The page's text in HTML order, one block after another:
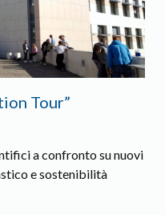
Tour”
a confronto su nuovi
e sostenibilità